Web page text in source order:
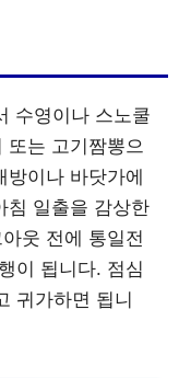
수영이나 스노쿨
또는 고기짬뽕으
방이나 바닷가에
침 일출을 감상한
웃 전에 통일전
이 됩니다. 점심
귀가하면 됩니